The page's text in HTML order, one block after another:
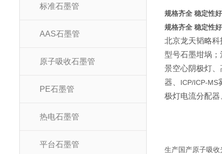
标准石墨管
AAS石墨管
原子吸收石墨管
PE石墨管
热电石墨管
平台石墨管
规格齐全 稳定性
规格齐全 稳定性
北京龙天韬略
型号石墨坩埚
景空心阴极灯
器、 ICP/ICP-MS
极灯电流分配
生产国产原子吸收